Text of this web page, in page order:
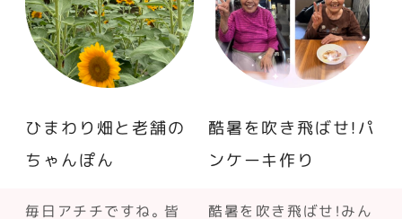
ひまわり畑と老舗の
ちゃんぽん
毎日アチチですね。皆
酷暑を吹き飛ばせ！パ
ンケーキ作り
酷暑を吹き飛ばせ！みん